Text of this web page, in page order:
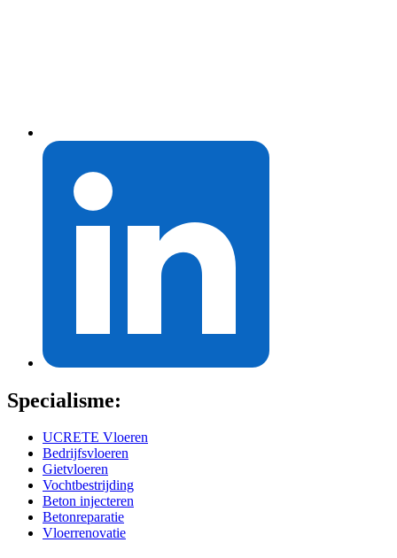
Specialisme:
UCRETE Vloeren
Bedrijfsvloeren
Gietvloeren
Vochtbestrijding
Beton injecteren
Betonreparatie
Vloerrenovatie